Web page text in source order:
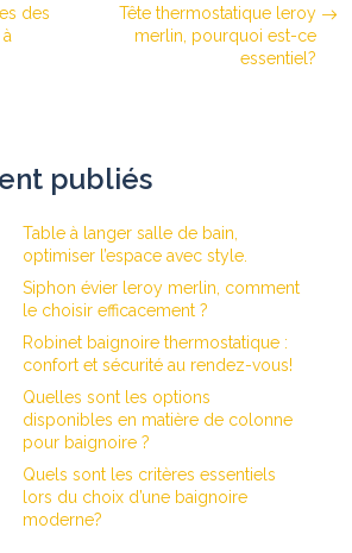
des
Tête thermostatique leroy
merlin, pourquoi est-ce
essentiel?
publiés
Table à langer salle de bain,
optimiser l’espace avec style.
Siphon évier leroy merlin, comment
le choisir efficacement ?
Robinet baignoire thermostatique :
confort et sécurité au rendez-vous!
Quelles sont les options
disponibles en matière de colonne
pour baignoire ?
Quels sont les critères essentiels
lors du choix d’une baignoire
moderne?